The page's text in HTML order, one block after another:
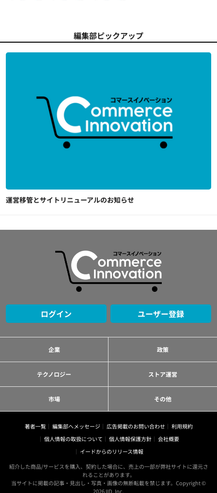
編集部ピックアップ
運営移管とサイトリニューアルのお知らせ
ログイン ユーザー登録
企業 政策
テクノロジー ストア運営
市場 その他
著者一覧 編集部へメッセージ 広告掲載のお問い合わせ
利用規約
個人情報の取扱について
個人情報保護方針
会社概要
イードからのリリース情報
紹介した商品/サービスを購入、契約した場合に、売上の一部が弊社サイトに還元さ
れることがあります。
当サイトに掲載の記事・見出し・写真・画像の無断転載を禁じます。Copyright ©
2026 IID, Inc.